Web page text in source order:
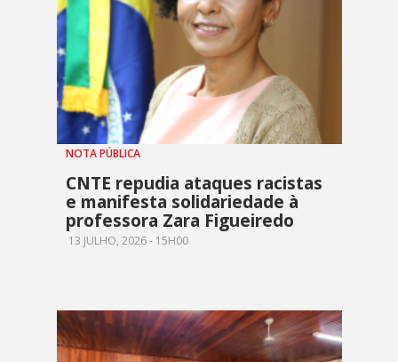
NOTA PÚBLICA
CNTE repudia ataques racistas
e manifesta solidariedade à
professora Zara Figueiredo
13 JULHO, 2026 - 15H00